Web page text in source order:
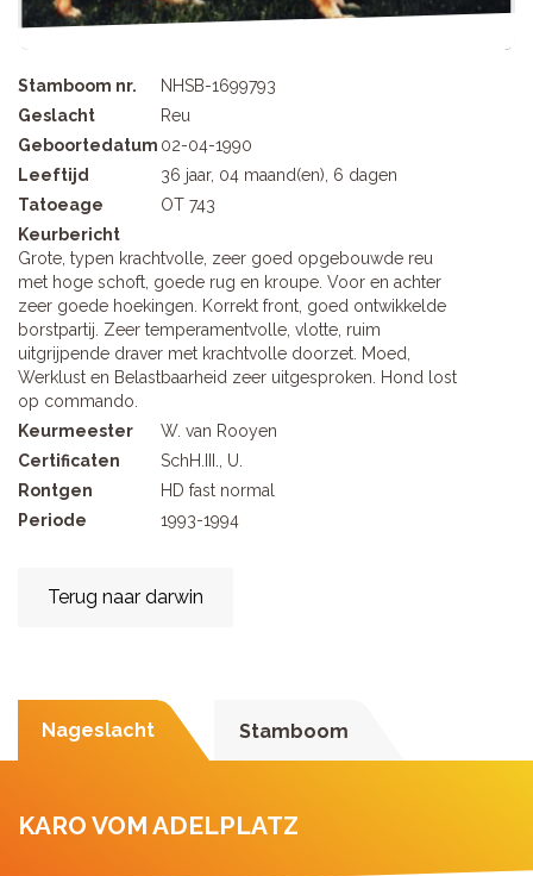
Stamboom nr.
NHSB-1699793
Geslacht
Reu
Geboortedatum 02-04-1990
Leeftijd
36 jaar, 04 maand(en), 6 dagen
Tatoeage
OT 743
Keurbericht
Grote, typen krachtvolle, zeer goed opgebouwde reu
met hoge schoft, goede rug en kroupe. Voor en achter
zeer goede hoekingen. Korrekt front, goed ontwikkelde
borstpartij. Zeer temperamentvolle, vlotte, ruim
uitgrijpende draver met krachtvolle doorzet. Moed,
Werklust en Belastbaarheid zeer uitgesproken. Hond lost
op commando.
Keurmeester
W. van Rooyen
Certificaten
SchH.III., U.
Rontgen
HD fast normal
Periode
1993-1994
Terug naar darwin
Nageslacht Stamboom
KARO VOM ADELPLATZ